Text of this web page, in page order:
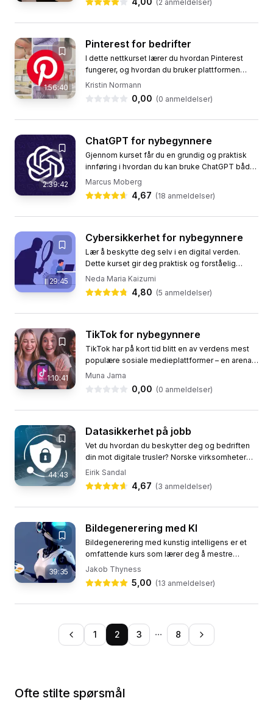
(2 anmeldelser)
1:56:40
Pinterest for bedrifter
I dette nettkurset lærer du hvordan Pinterest
fungerer, og hvordan du bruker plattformen
strategisk for å tiltrekke kunder, bygge
Kristin Normann
0,00 (0 anmeldelser)
2:39:42
ChatGPT for nybegynnere
Gjennom kurset får du en grundig og praktisk
innføring i hvordan du kan bruke ChatGPT både
profesjonelt og privat. Vi starter med en
introduksjon til hva...
Marcus Moberg
4,67 (18 anmeldelser)
29:45
Cybersikkerhet for nybegynnere
Lær å beskytte deg selv i en digital verden.
Dette kurset gir deg praktisk og forståelig
innføring i cybersikkerhet – enten du er student,
ansatt eller bare...
Neda Maria Kaizumi
4,80 (5 anmeldelser)
1:10:41
TikTok for nybegynnere
TikTok har på kort tid blitt en av verdens mest
populære sosiale medieplattformer – en arena
hvor både enkeltpersoner og bedrifter kan nå ut
Muna Jama
0,00 (0 anmeldelser)
44:43
Datasikkerhet på jobb
Vet du hvordan du beskytter deg og bedriften
din mot digitale trusler? Norske virksomheter
angripes hver dag, og de aller fleste
dataangrep starter med en...
Eirik Sandal
4,67 (3 anmeldelser)
39:35
Bildegenerering med KI
Bildegenerering med kunstig intelligens er et
omfattende kurs som lærer deg å mestre
kunsten å skape unike, profesjonelle bilder kun
ved hjelp av tekst og...
Jakob Thyness
5,00 (13 anmeldelser)
1 2 3 ··· 8
Ofte stilte spørsmål